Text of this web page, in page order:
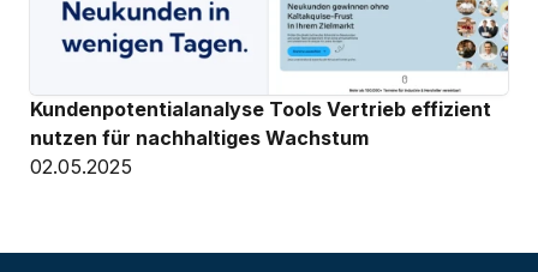
Kundenpotentialanalyse Tools Vertrieb effizient
nutzen für nachhaltiges Wachstum
02.05.2025